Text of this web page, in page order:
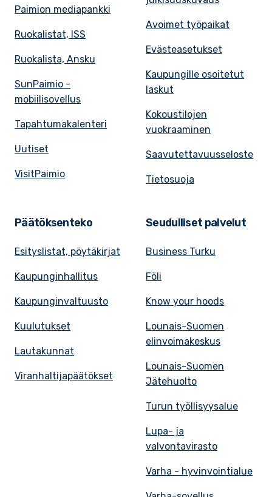
Paimion mediapankki
Ruokalistat, ISS
Ruokalista, Ansku
SunPaimio -
mobiilisovellus
Tapahtumakalenteri
Uutiset
VisitPaimio
Avoimet työpaikat
Evästeasetukset
Kaupungille osoitetut
laskut
Kokoustilojen
vuokraaminen
Saavutettavuusseloste
Tietosuoja
Päätöksenteko
Esityslistat, pöytäkirjat
Kaupunginhallitus
Kaupunginvaltuusto
Kuulutukset
Lautakunnat
Viranhaltijapäätökset
Seudulliset palvelut
Business Turku
Föli
Know your hoods
Lounais-Suomen
elinvoimakeskus
Lounais-Suomen
Jätehuolto
Turun työllisyysalue
Lupa- ja
valvontavirasto
Varha - hyvinvointialue